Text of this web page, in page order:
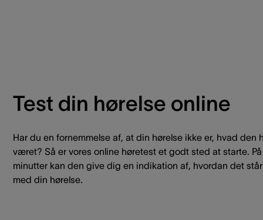
Test din hørelse online
Har du en fornemmelse af, at din hørelse ikke er, hvad den
været? Så er vores online høretest et godt sted at starte.
minutter kan den give dig en indikation af, hvordan det
med din hørelse.